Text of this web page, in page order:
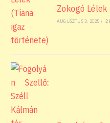
Zokogó
AUGUSZTUS 3, 2025 / 2